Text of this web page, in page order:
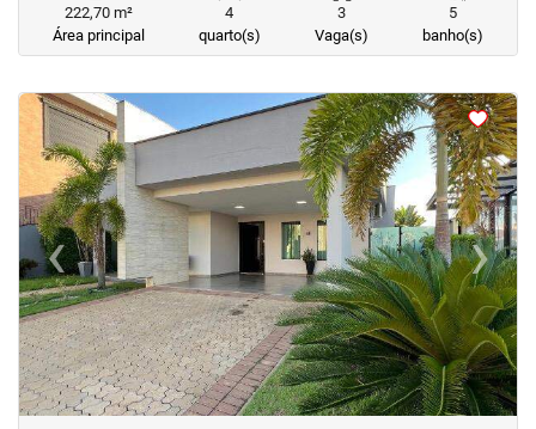
222,70 m²
Área principal
4
quarto(s)
3
Vaga(s)
5
banho(s)
< <<<
‹Previous ›Next